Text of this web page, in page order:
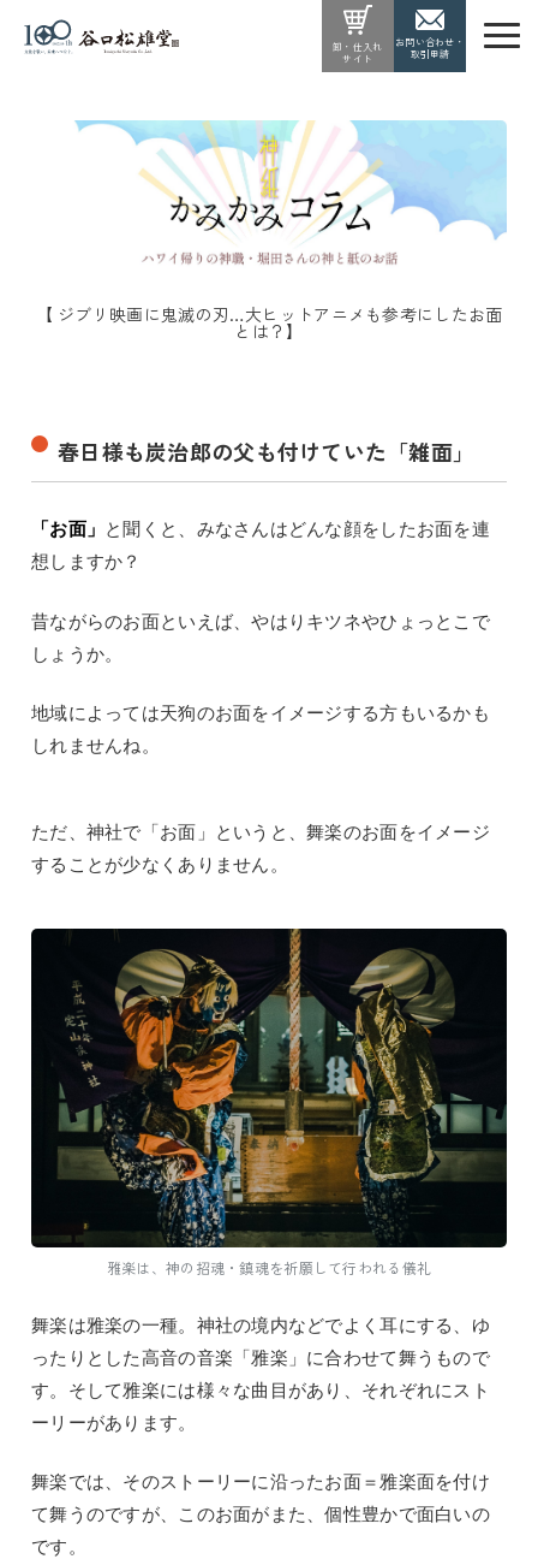
卸・仕入れ
サイト
お問い合わせ・
取引申請
【 ジブリ映画に鬼滅の刃…大ヒットアニメも参考にしたお面
とは？】
春日様も炭治郎の父も付けていた「雑面」
「お面」 と聞くと、みなさんはどんな顔をしたお面を連
想しますか？
昔ながらのお面といえば、やはりキツネやひょっとこで
しょうか。
地域によっては天狗のお面をイメージする方もいるかも
しれませんね。
ただ、神社で「お面」というと、舞楽のお面をイメージ
することが少なくありません。
雅楽は、神の招魂・鎮魂を祈願して行われる儀礼
舞楽は雅楽の一種。神社の境内などでよく耳にする、ゆ
ったりとした高音の音楽「雅楽」に合わせて舞うもので
す。そして雅楽には様々な曲目があり、それぞれにスト
ーリーがあります。
舞楽では、そのストーリーに沿ったお面＝雅楽面を付け
て舞うのですが、このお面がまた、個性豊かで面白いの
です。